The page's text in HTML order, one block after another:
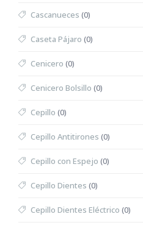
Cascanueces (0)
Caseta Pájaro (0)
Cenicero (0)
Cenicero Bolsillo (0)
Cepillo (0)
Cepillo Antitirones (0)
Cepillo con Espejo (0)
Cepillo Dientes (0)
Cepillo Dientes Eléctrico (0)